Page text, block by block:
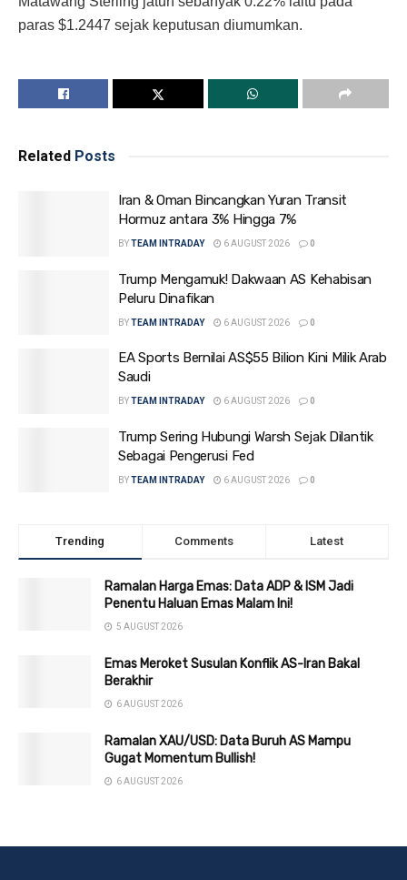
paras $1.2447 sejak keputusan diumumkan.
Related Posts
Iran & Oman Bincangkan Yuran Transit
Hormuz antara 3% Hingga 7%
BY TEAM INTRADAY 6 AUGUST 2026 0
Trump Mengamuk! Dakwaan AS Kehabisan
Peluru Dinafikan
BYTEAM INTRADAY 6 AUGUST 2026 0
EA Sports Bernilai AS$55 Bilion Kini Milik Arab
Saudi
BY TEAM INTRADAY 6 AUGUST 2026 0
Trump Sering Hubungi Warsh Sejak Dilantik
Sebagai Pengerusi Fed
BYTEAM INTRADAY 6 AUGUST 2026 0
Trending Comments Latest
Ramalan Harga Emas: Data ADP & ISM Jadi
Penentu Haluan Emas Malam Ini!
5 AUGUST 2026
Emas Meroket Susulan Konflik AS-Iran Bakal
Berakhir
6 AUGUST 2026
Ramalan XAU/USD: Data Buruh AS Mampu
Gugat Momentum Bullish!
6 AUGUST 2026